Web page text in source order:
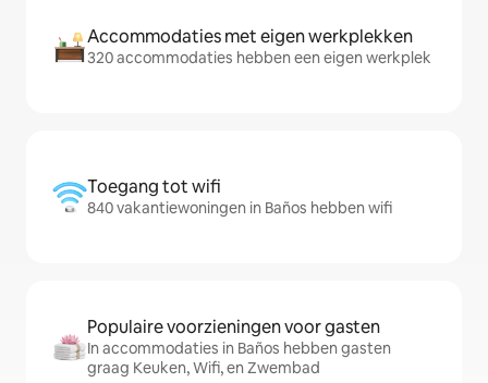
Accommodaties met eigen werkplekken
320 accommodaties hebben een eigen werkplek
Toegang tot wifi
840 vakantiewoningen in Baños hebben wifi
Populaire voorzieningen voor gasten
In accommodaties in Baños hebben gasten
graag Keuken, Wifi, en Zwembad